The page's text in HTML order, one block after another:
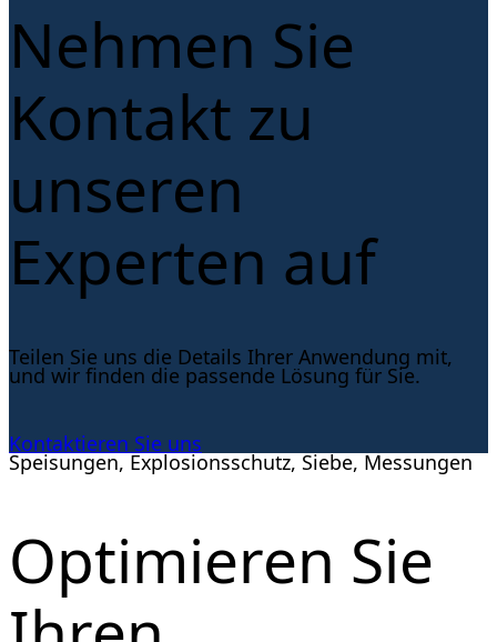
Nehmen Sie
Kontakt zu
unseren
Experten auf
Teilen Sie uns die Details Ihrer Anwendung mit,
und wir finden die passende Lösung für Sie.
Kontaktieren Sie uns
Speisungen, Explosionsschutz, Siebe, Messungen
Optimieren Sie